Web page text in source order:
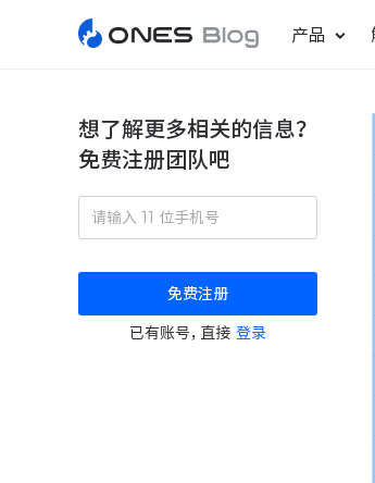
产品
更好更
轻松规
想了解更多相关的信息？
免费注册团队吧
免费注册
已有账号，直接 登录